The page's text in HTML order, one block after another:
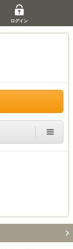
ログイン